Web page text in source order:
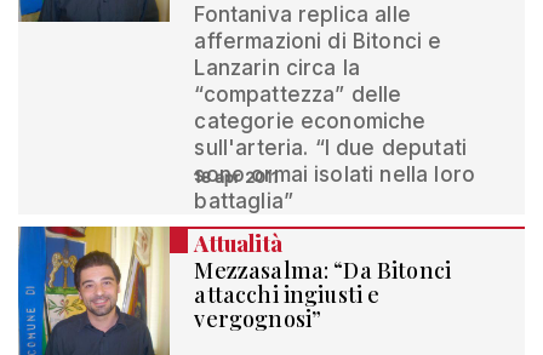
Fontaniva replica alle
affermazioni di Bitonci e
Lanzarin circa la
“compattezza” delle
categorie economiche
sull'arteria. “I due deputati
sono ormai isolati nella loro
battaglia”
18 apr 2011
Attualità
Mezzasalma: “Da Bitonci
attacchi ingiusti e
vergognosi”